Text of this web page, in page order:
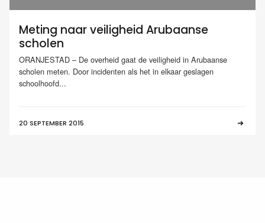
Meting naar veiligheid Arubaanse
scholen
ORANJESTAD – De overheid gaat de veiligheid in Arubaanse
scholen meten. Door incidenten als het in elkaar geslagen
schoolhoofd...
20 SEPTEMBER 2015